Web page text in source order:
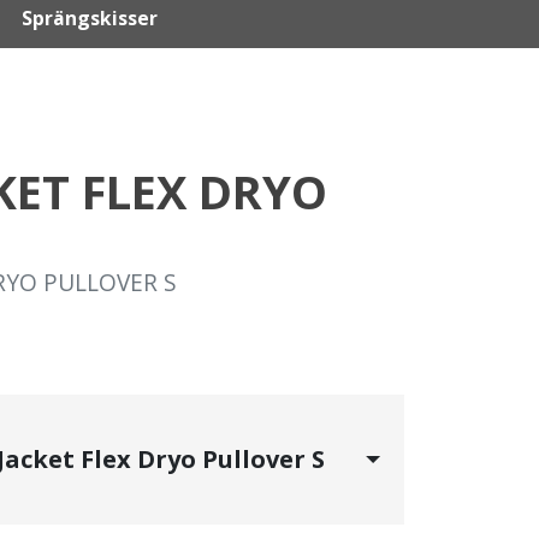
Sprängskisser
FLEX DRYO
PULLOVER S
Flex Dryo Pullover S